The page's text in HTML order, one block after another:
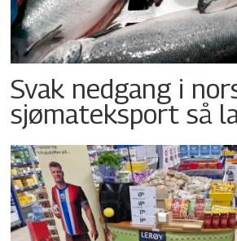
Svak nedgang i
sjømateksport så